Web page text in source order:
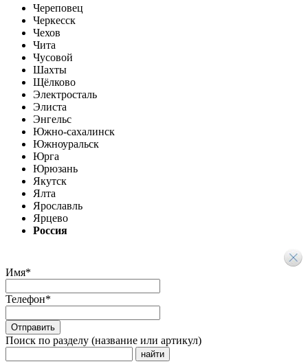
Череповец
Черкесск
Чехов
Чита
Чусовой
Шахты
Щёлково
Электросталь
Элиста
Энгельс
Южно-сахалинск
Южноуральск
Юрга
Юрюзань
Якутск
Ялта
Ярославль
Ярцево
Россия
Имя*
Телефон*
Поиск по разделу (название или артикул)